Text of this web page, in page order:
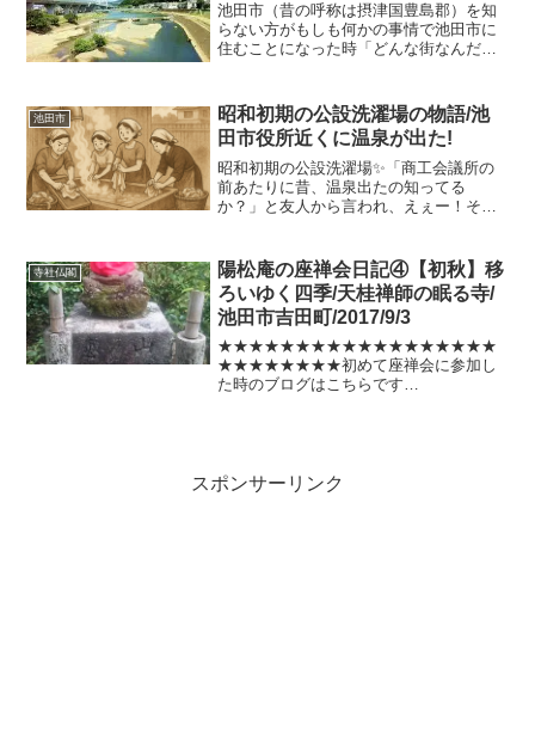
池田市（昔の呼称は摂津国豊島郡）を知
らない方がもしも何かの事情で池田市に
住むことになった時「どんな街なんだろ
でありますがご紹介いたします！池田市
は大阪府の北西に位置し一...
池田市
昭和初期の公設洗濯場の物語/池
田市役所近くに温泉が出た!
昭和初期の公設洗濯場✨「商工会議所の
前あたりに昔、温泉出たの知ってる
か？」と友人から言われ、えぇー！そう
年公会堂が建つ！今の池田市役所のある
場所に昭和１０年に公会堂が...
寺社仏閣
陽松庵の座禅会日記④【初秋】移
ろいゆく四季/天桂禅師の眠る寺/
池田市吉田町/2017/9/3
★★★★★★★★★★★★★★★★★★
★★★★★★★★初めて座禅会に参加し
た時のブログはこちらです
スポンサーリンク